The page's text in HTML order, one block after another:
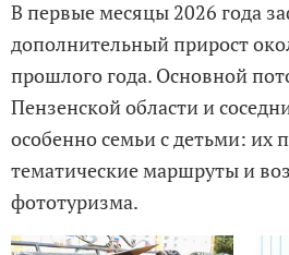
В первые месяцы 2026 года
дополнительный прирост
прошлого года. Основной
Пензенской области и
особенно семьи с детьми: их
тематические маршруты и
фототуризма.